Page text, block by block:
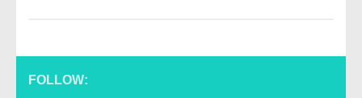
FOLLOW: